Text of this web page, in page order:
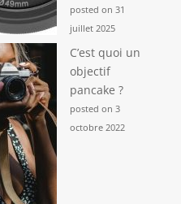
posted on 31
juillet 2025
C’est quoi un
objectif
pancake ?
posted on 3
octobre 2022